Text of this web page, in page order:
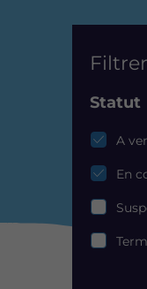
Filtrer
Statut
Statut
A
En